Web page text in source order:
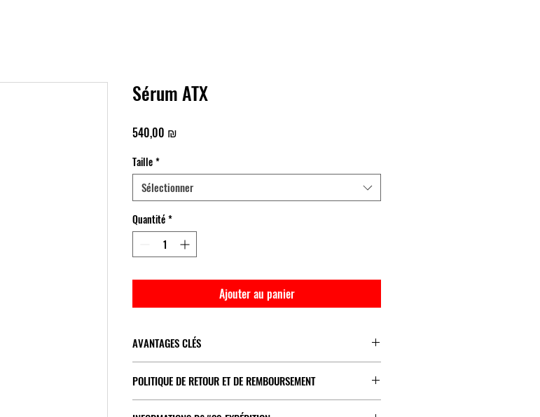
Sérum ATX
540,00 ₪
Taille*
Sélectionner
Quantité*
Ajouter au panier
AVANTAGES CLÉS
Prévient les signes du vieillissement
Lisse la peau
POLITIQUE DE RETOUR ET DE REMBOURSEMENT